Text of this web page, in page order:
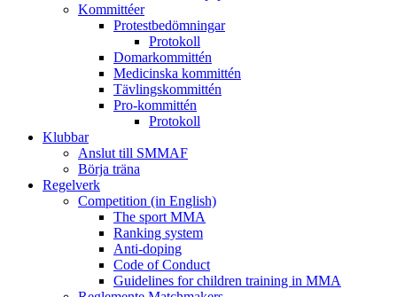
Kommittéer
Protestbedömningar
Protokoll
Domarkommittén
Medicinska kommittén
Tävlingskommittén
Pro-kommittén
Protokoll
Klubbar
Anslut till SMMAF
Börja träna
Regelverk
Competition (in English)
The sport MMA
Ranking system
Anti-doping
Code of Conduct
Guidelines for children training in MMA